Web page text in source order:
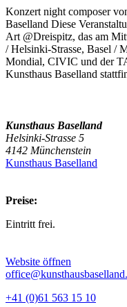
Konzert night composer
Baselland Diese
Art @Dreispitz, das am
/ Helsinki-Strasse, Basel /
Mondial, CIVIC und der
Kunsthaus Baselland
Kunsthaus Baselland
Helsinki-Strasse 5
4142 Münchenstein
Kunsthaus Baselland
Preise:
Eintritt frei.
Website öffnen
+41 (0)61 563 15 10